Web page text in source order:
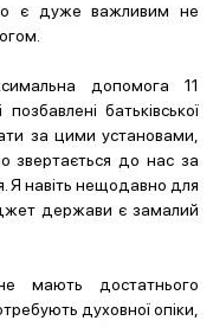
є дуже важливим не
допомога 11
батьківської
за цими установами,
звертається до нас за
Я навіть нещодавно для
держави є замалий
мають достатнього
духовної опіки,